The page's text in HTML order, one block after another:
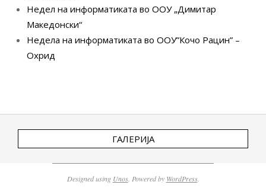
Недел на информатиката во ООУ „Димитар
Македонски“
Недела на информатиката во ООУ”Кочо Рацин” –
Охрид
ГАЛЕРИЈА
Designed using Unos. Powered by WordPress.